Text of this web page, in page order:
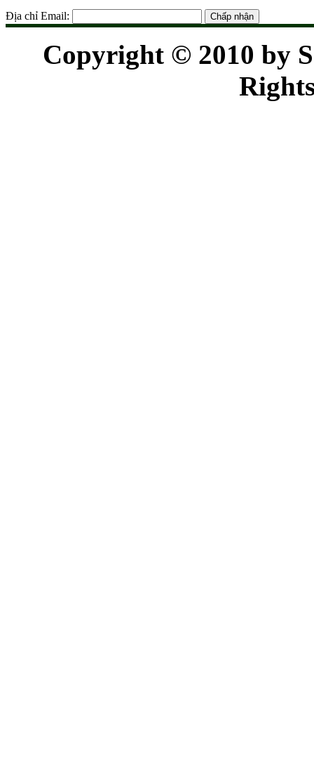
Địa chỉ Email: Chấp nhận
Copyright © 2010 by